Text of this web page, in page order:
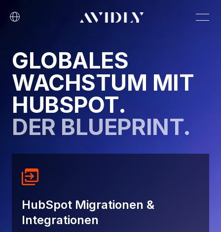
GLOBALES
WACHSTUM MIT
HUBSPOT.
DER BLUEPRINT.
HubSpot Migrationen &
Integrationen